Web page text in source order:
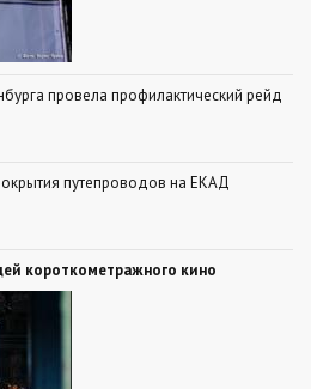
провела профилактический рейд
путепроводов на ЕКАД
короткометражного кино